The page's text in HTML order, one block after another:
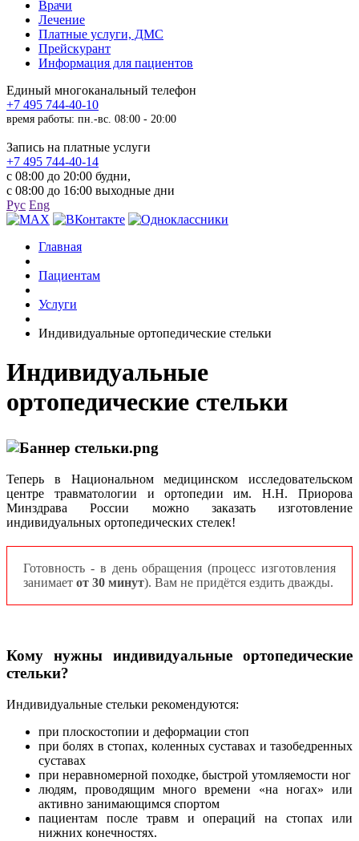
Врачи
Лечение
Платные услуги, ДМС
Прейскурант
Информация для пациентов
Единый многоканальный телефон
+7 495 744-40-10
время работы: пн.-вс. 08:00 - 20:00
Запись на платные услуги
+7 495 744-40-14
с 08:00 до 20:00 будни,
с 08:00 до 16:00 выходные дни
Рус Eng
Главная
Пациентам
Услуги
Индивидуальные ортопедические стельки
Индивидуальные
ортопедические стельки
Теперь в Национальном медицинском исследовательском
центре травматологии и ортопедии им. Н.Н. Приорова
Минздрава России можно заказать изготовление
индивидуальных ортопедических стелек!
Готовность - в день обращения (процесс изготовления
занимает от 30 минут). Вам не придётся ездить дважды.
Кому нужны индивидуальные ортопедические
стельки?
Индивидуальные стельки рекомендуются:
при плоскостопии и деформации стоп
при болях в стопах, коленных суставах и тазобедренных
суставах
при неравномерной походке, быстрой утомляемости ног
людям, проводящим много времени «на ногах» или
активно занимающимся спортом
пациентам после травм и операций на стопах или
нижних конечностях.